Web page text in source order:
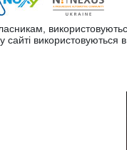
використовуються в